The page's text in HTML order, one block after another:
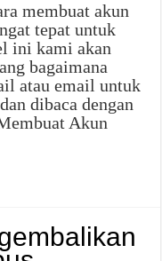
membuat akun
tepat untuk
ini kami akan
bagaimana
atau email untuk
dibaca dengan
Akun